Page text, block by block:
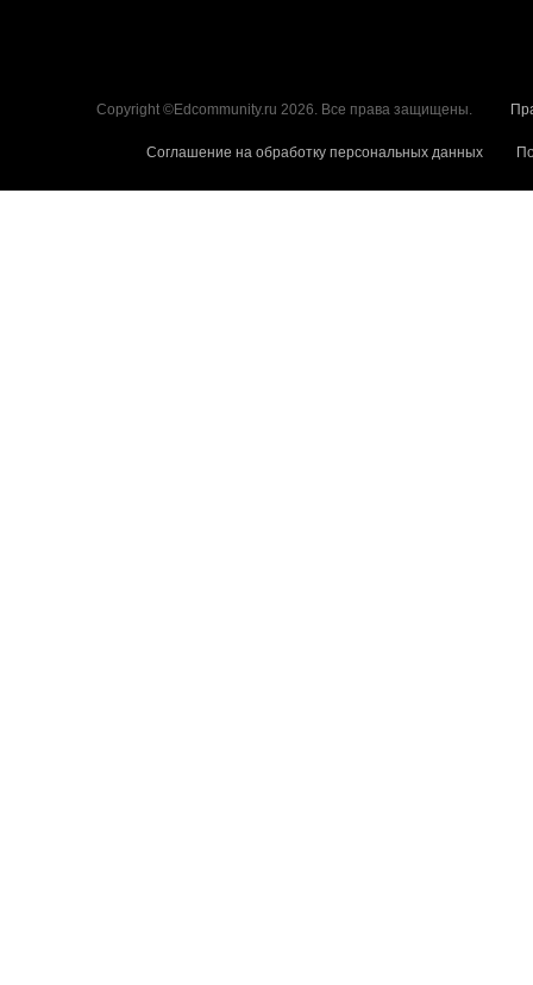
Copyright ©Edcommunity.ru 2026. Все права защищены.
Соглашение на обработку персональных данных